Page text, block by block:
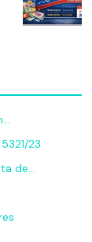
23
de…